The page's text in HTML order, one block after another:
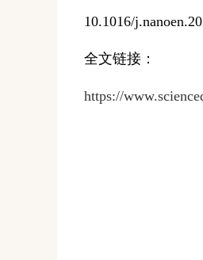
10.1016/
全文链接：
https://